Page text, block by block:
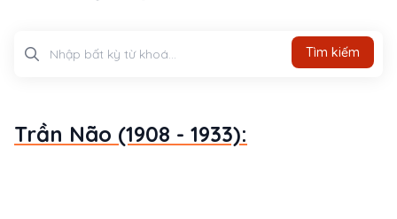
Tìm kiếm
Trần Não (1908 - 1933):